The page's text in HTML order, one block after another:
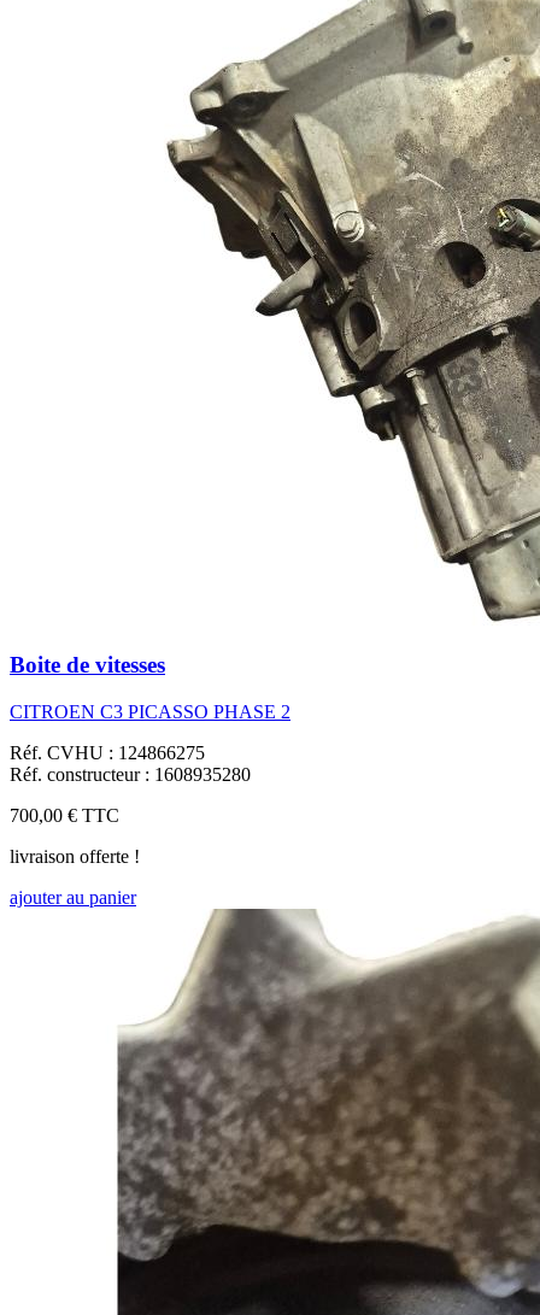
Boite de vitesses
CITROEN C3 PICASSO PHASE 2
Réf. CVHU : 124866275
Réf. constructeur : 1608935280
700,00 € TTC
livraison offerte !
ajouter au panier